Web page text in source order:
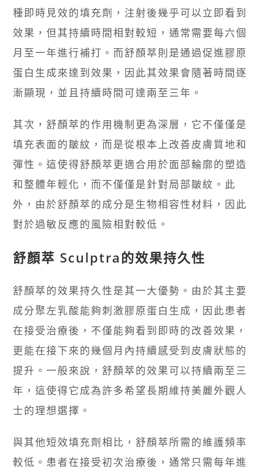
種即時見效的填充劑，注射後幾乎可以立即看到
效果，但其持續時間相對較短，通常需要每六個
月至一年進行補打。而舒顏萃則是通過促進膠原
蛋白生成來達到效果，因此其效果會隨著時間逐
漸顯現，並且持續時間可達兩至三年。
其次，舒顏萃的作用機制更為深層，它不僅僅是
填充表面的皺紋，而是從根本上改善皮膚質地和
彈性。這使得舒顏萃更適合用於面部輪廓的塑造
和整體年輕化，而不僅僅是針對局部皺紋。此
外，由於舒顏萃的成分是生物相容性材料，因此
對於過敏反應的風險相對較低。
舒顏萃 Sculptra的效果持久性
舒顏萃的效果持久性是其一大優勢。由於其主要
成分聚左乳酸能夠刺激膠原蛋白生成，因此患者
在接受治療後，不僅能夠看到即時的改善效果，
更能在接下來的幾個月內持續感受到皮膚狀態的
提升。一般來說，舒顏萃的效果可以持續兩至三
年，這使得它成為許多希望長期維持美麗外觀人
士的理想選擇。
與其他短效填充劑相比，舒顏萃所需的維護頻率
較低。患者在接受初次治療後，通常只需每年進